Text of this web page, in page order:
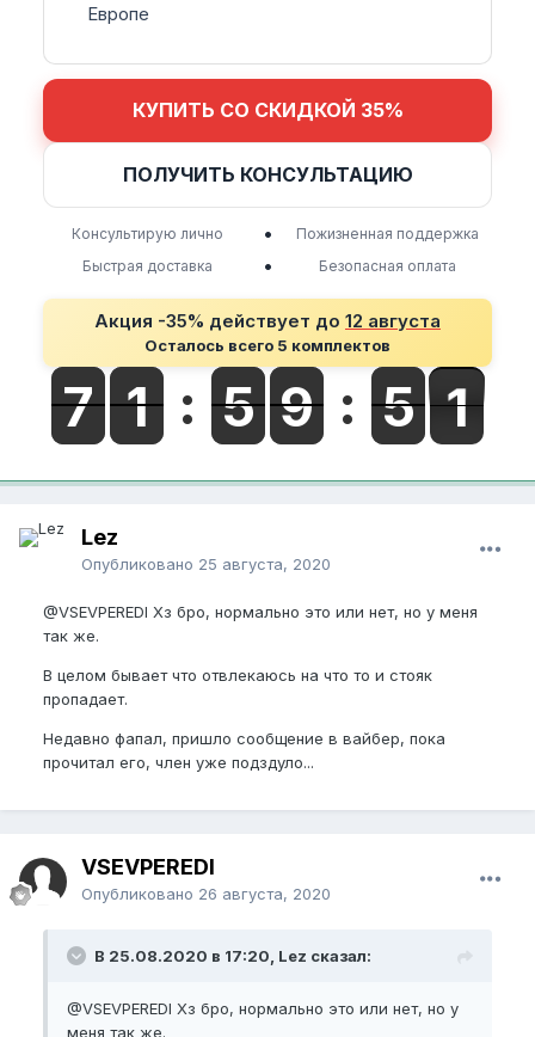
Европе
КУПИТЬ СО СКИДКОЙ 35%
ПОЛУЧИТЬ КОНСУЛЬТАЦИЮ
Консультирую лично •
Пожизненная поддержка
Быстрая доставка
• Безопасная оплата
Акция -35% действует до 12 августа
Осталось всего 5 комплектов
Lez
Опубликовано 25 августа, 2020
@VSEVPEREDI Хз бро, нормально это или нет, но у меня
так же.
В целом бывает что отвлекаюсь на что то и стояк
пропадает.
Недавно фапал, пришло сообщение в вайбер, пока
прочитал его, член уже подздуло...
VSEVPEREDI
Опубликовано 26 августа, 2020
В 25.08.2020 в 17:20, Lez сказал:
@VSEVPEREDI Хз бро, нормально это или нет, но у
меня так же.